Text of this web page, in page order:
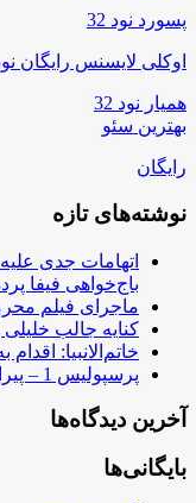
پسورد نود 32
اوکلی لایسنس رایگان نود
همیار نود 32
بهترین سئو
رایگان
نوشته‌های تازه
اتهامات جدی
باج‌خواهی فیفا
ماجرای فیلم
کنایه جالب
خاتم‌الانبیا:
پرسپولیس 1 – پیرامیدز 0: شکست قهرمان آفریقا!
آخرین دیدگاه‌ها
بایگانی‌ها